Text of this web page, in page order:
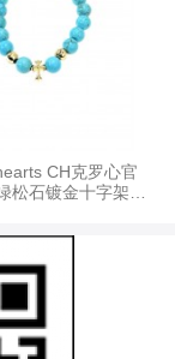
CH克罗心官
松石镀金十字架手